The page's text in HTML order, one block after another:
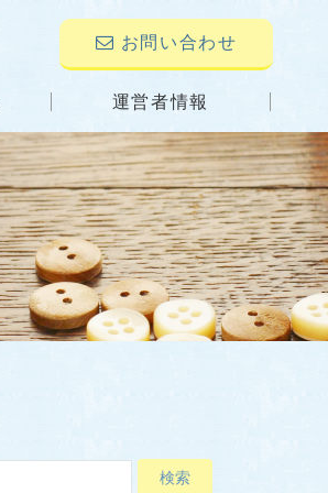
お問い合わせ
運営者情報